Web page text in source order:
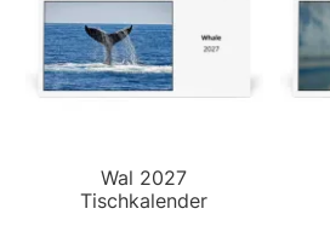
Wal 2027
Tischkalender